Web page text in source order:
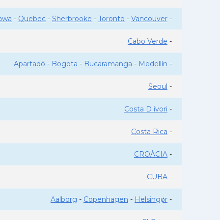
- Quebec - Sherbrooke - Toronto - Vancouver -
Cabo Verde -
Apartadó - Bogota - Bucaramanga - Medellín -
Seoul -
Costa D ivori -
Costa Rica -
CROÀCIA -
CUBA -
Aalborg - Copenhagen - Helsingør -